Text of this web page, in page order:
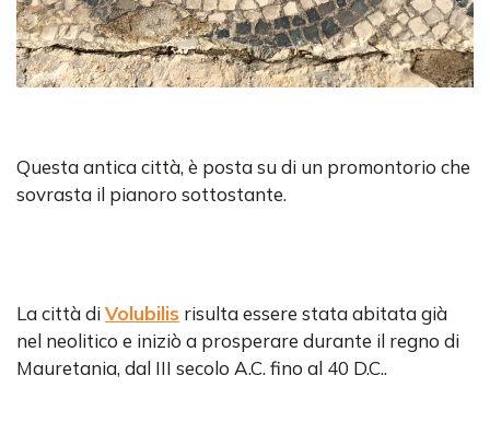
Questa antica città, è posta su di un promontorio che
sovrasta il pianoro sottostante.
La città diVolubilis risulta essere stata abitata già
nel neolitico e iniziò a prosperare durante il regno di
Mauretania, dal III secolo A.C. fino al 40 D.C..